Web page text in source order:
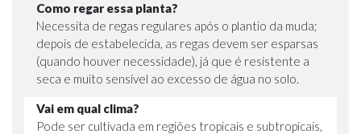
Como regar essa planta?
Necessita de regas regulares após o plantio da muda;
depois de estabelecida, as regas devem ser esparsas
(quando houver necessidade), já que é resistente a
seca e muito sensível ao excesso de água no solo.
Vai em qual clima?
Pode ser cultivada em regiões tropicais e subtropicais,